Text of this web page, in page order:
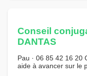
Conseil
DANTAS
Pau · 06 85 42 16 20
aide à avancer sur le